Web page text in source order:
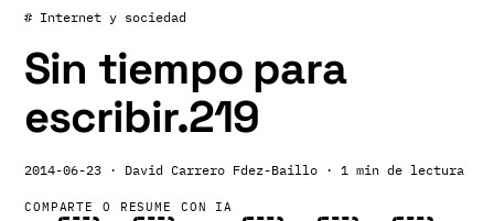
# Internet y sociedad
Sin tiempo para
escribir.219
2014-06-23 · David Carrero Fdez-Baillo · 1 min de lectura
COMPARTE O RESUME CON IA